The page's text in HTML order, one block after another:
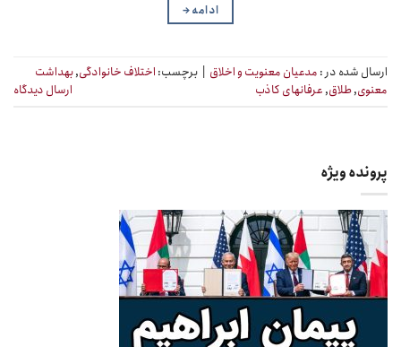
ادامه→
ارسال شده در : مدعیان معنویت و اخلاق | برچسب: اختلاف خانوادگی,بهداشت
معنوی,طلاق, عرفانهای کاذب ارسال دیدگاه
پرونده ویژه